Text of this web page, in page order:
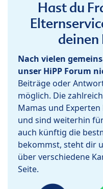
Hast du
deinen
Nach vielen
unser HiPP Forum
Beiträge oder
möglich. Die
Mamas und
und sind weiterhin
auch künftig die
bekommst, steht dir
über verschiedene
Seite.